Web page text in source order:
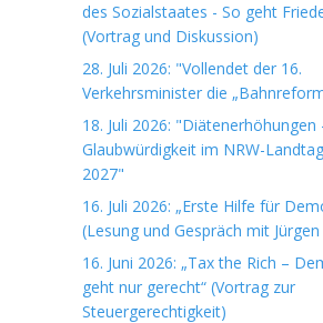
des Sozialstaates - So geht
(Vortrag und Diskussion)
28. Juli 2026: "Vollendet der 16.
Verkehrsminister die
18. Juli 2026: "Diätenerhöhungen
Glaubwürdigkeit im NRW-
2027"
16. Juli 2026: „Erste Hilfe für
(Lesung und Gespräch mit
16. Juni 2026: „Tax the Rich –
geht nur gerecht“ (Vortrag zur
Steuergerechtigkeit)